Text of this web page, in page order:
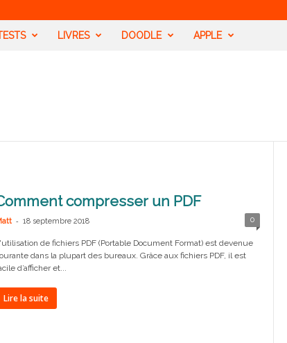
LIVRES DOODLE APPLE
compresser un PDF
- 18 septembre 2018 0
de fichiers PDF (Portable Document Format) est devenue
dans la plupart des bureaux. Grâce aux fichiers PDF, il est
d’afficher et...
Lire la suite